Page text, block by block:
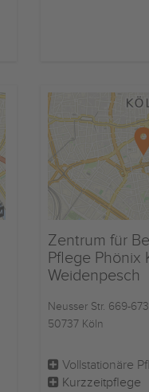
Zentrum für
Pflege Phönix
Weidenpesch
Neusser Str. 669-673
50737 Köln
Vollstationäre
Kurzzeitpflege